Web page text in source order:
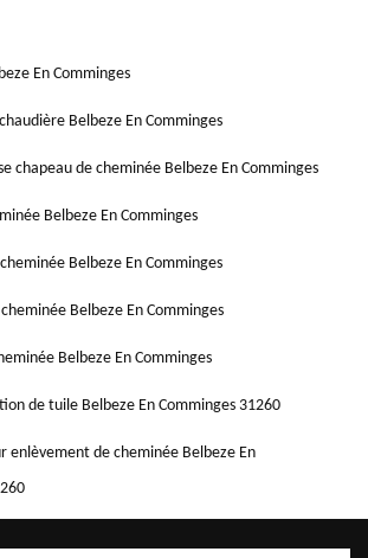
En Comminges
Belbeze En Comminges
chapeau de cheminée Belbeze En Comminges
Belbeze En Comminges
Belbeze En Comminges
Belbeze En Comminges
Belbeze En Comminges
de tuile Belbeze En Comminges 31260
enlèvement de cheminée Belbeze En